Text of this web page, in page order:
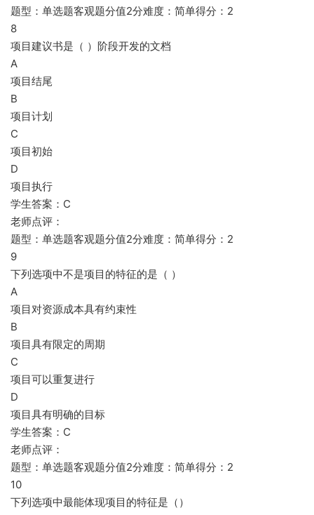
题型：单选题客观题分值2分难度：简单得分：2
8
项目建议书是（ ）阶段开发的文档
A
项目结尾
B
项目计划
C
项目初始
D
项目执行
学生答案：C
老师点评：
题型：单选题客观题分值2分难度：简单得分：2
9
下列选项中不是项目的特征的是（ ）
A
项目对资源成本具有约束性
B
项目具有限定的周期
C
项目可以重复进行
D
项目具有明确的目标
学生答案：C
老师点评：
题型：单选题客观题分值2分难度：简单得分：2
10
下列选项中最能体现项目的特征是（）